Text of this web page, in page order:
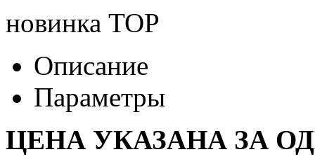
новинка TOP
Описание
Параметры
ЦЕНА УКАЗАНА ЗА